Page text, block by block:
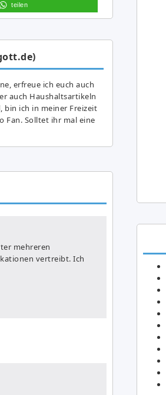
teilen
erfreue ich euch auch
auch Haushaltsartikeln
bin ich in meiner Freizeit
Fan. Solltet ihr mal eine
mehreren
vertreibt. Ich